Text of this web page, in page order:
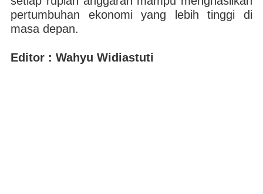
pertumbuhan ekonomi yang lebih tinggi di
masa depan.
Editor : Wahyu Widiastuti